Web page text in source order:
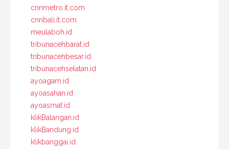
cnnmetro.it.com
cnnbali.it.com
meulaboh.id
tribunacehbarat.id
tribunacehbesar.id
tribunacehselatan.id
ayoagam.id
ayoasahan.id
ayoasmat.id
klikBalangan.id
klikBandung.id
klikbanggai.id